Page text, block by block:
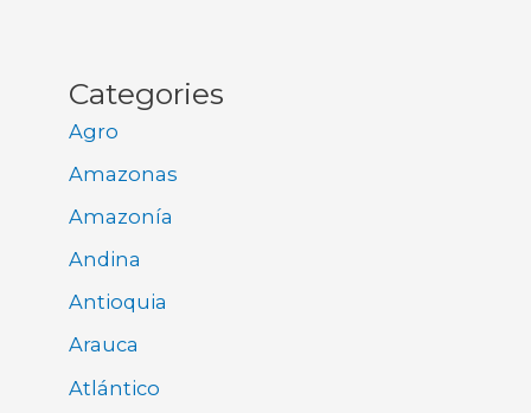
Categories
Agro
Amazonas
Amazonía
Andina
Antioquia
Arauca
Atlántico